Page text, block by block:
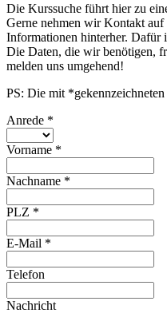
Die Kurssuche führt hier zu
Gerne nehmen wir Kontakt
Informationen hinterher. Dafür
Die Daten, die wir benötigen,
melden uns umgehend!
PS: Die mit
Anrede *
Vorname *
Nachname *
PLZ *
E-Mail *
Telefon
Nachricht